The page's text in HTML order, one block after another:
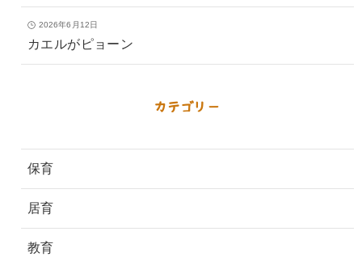
2026年6月12日
カエルがピョーン
カテゴリー
保育
居育
教育